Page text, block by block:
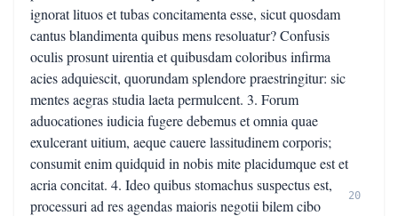
ignorat lituos et tubas concitamenta esse, sicut quosdam
cantus blandimenta quibus mens resoluatur? Confusis
oculis prosunt uirentia et quibusdam coloribus infirma
acies adquiescit, quorundam splendore praestringitur: sic
mentes aegras studia laeta permulcent. 3. Forum
aduocationes iudicia fugere debemus et omnia quae
exulcerant uitium, aeque cauere lassitudinem corporis;
consumit enim quidquid in nobis mite placidumque est et
acria concitat. 4. Ideo quibus stomachus suspectus est,
processuri ad res agendas maioris negotii bilem cibo
20